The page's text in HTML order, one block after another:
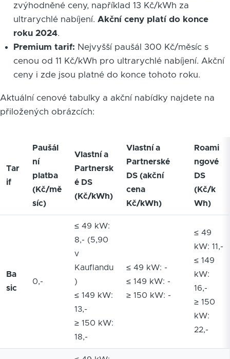
zvýhodněné ceny, například 13 Kč/kWh za
ultrarychlé nabíjení. Akční ceny platí do konce
roku 2024.
Premium tarif: Nejvyšší paušál 300 Kč/měsíc s
cenou od 11 Kč/kWh pro ultrarychlé nabíjení. Akční
ceny i zde jsou platné do konce tohoto roku.
Aktuální cenové tabulky a akční nabídky najdete na
přiložených obrázcích:
Tar
if
Paušál
ní
platba
(Kč/mě
síc)
Vlastní a
Partnersk
é DS
(Kč/kWh)
Vlastní a
Partnerské
DS (akční
cena
Kč/kWh)
Roami
ngové
DS
(Kč/k
Wh)
Ba
sic
0,-
≤ 49 kW:
8,- (5,90
v
Kauflandu
)
≤ 149 kW:
13,-
≥ 150 kW:
18,-
≤ 49 kW: -
≤ 149 kW: -
≥ 150 kW: -
≤ 49
kW: 11,-
≤ 149
kW:
16,-
≥ 150
kW:
22,-